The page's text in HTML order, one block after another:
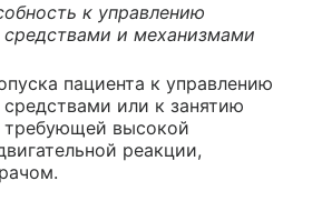
к управлению
и механизмами
пациента к управлению
или к занятию
требующей высокой
реакции,